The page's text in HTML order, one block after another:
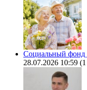
Социальный фонд
28.07.2026 10:59